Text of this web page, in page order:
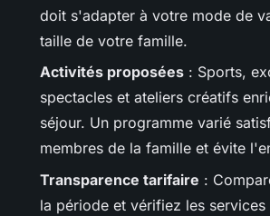
doit s'adapter à votre mode de
taille de votre famille.
Activités proposées : Sports,
spectacles et ateliers créatifs
séjour. Un programme varié
membres de la famille et évite
Transparence tarifaire :
la période et vérifiez les services